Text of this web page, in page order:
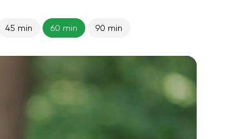
45 min 60 min 90 min